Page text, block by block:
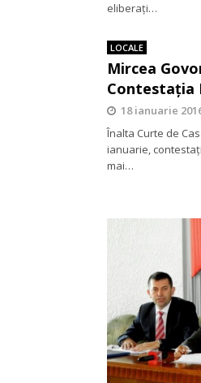
eliberaţi…
LOCALE
Mircea
Contestația
18 ianuarie
Înalta Curte de
ianuarie,
mai…